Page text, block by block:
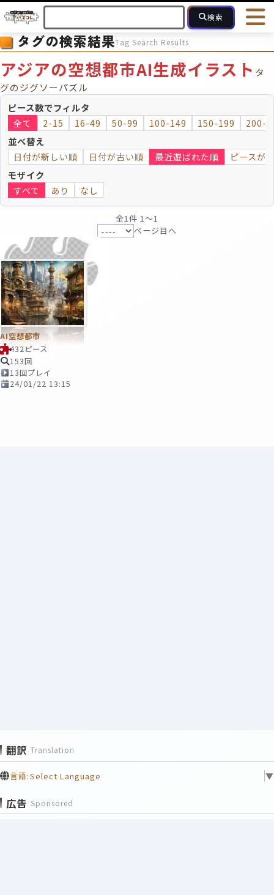
検索
HOME 会員登録
ヘルプ
お問合せ
フォローしている人のパズル
ピース数 2～15 16～49 50～99 100
モザイク モザイクのみ
タグの検索結果Tag Search Results
アジアの空想都市AI生成イラスト タ
グのジグソーパズル
ピース数でフィルタ
全て 2-15 16-49 50-99 100-149 150-199 200-
並べ替え
日付が新しい順 日付が古い順 最近遊ばれた順 ピースが
モザイク
すべて あり なし
全1件 1〜1
ページ目へ
AI空想都市
432ピース
153回
13回プレイ
24/01/22 13:15
翻訳 Translation
言語:Select Language ▼
広告 Sponsored